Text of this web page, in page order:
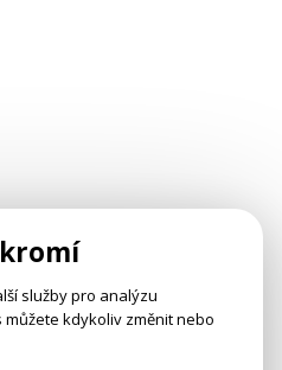
služby pro analýzu
kdykoliv změnit nebo